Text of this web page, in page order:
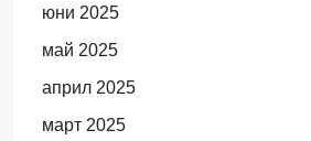
юни 2025
май 2025
април 2025
март 2025